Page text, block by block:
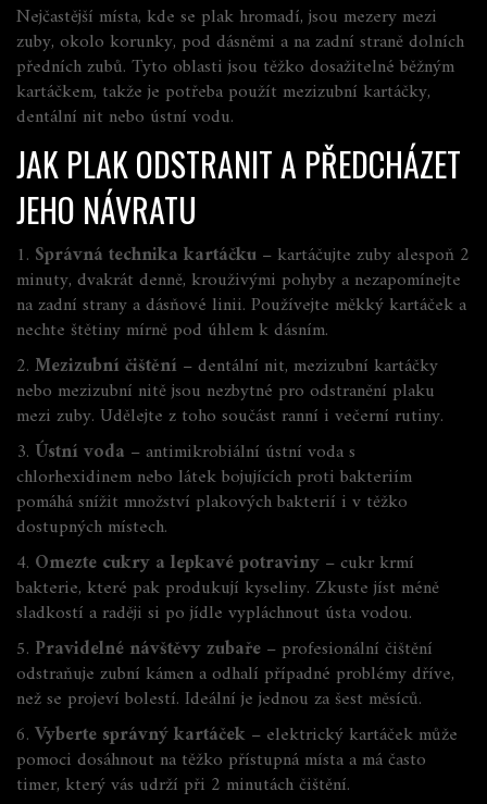
Nejčastější místa, kde se plak hromadí, jsou mezery mezi
zuby, okolo korunky, pod dásněmi a na zadní straně dolních
předních zubů. Tyto oblasti jsou těžko dosažitelné běžným
kartáčkem, takže je potřeba použít mezizubní kartáčky,
dentální nit nebo ústní vodu.
JAK PLAK ODSTRANIT A PŘEDCHÁZET
JEHO NÁVRATU
1. Správná technika kartáčku – kartáčujte zuby alespoň 2
minuty, dvakrát denně, krouživými pohyby a nezapomínejte
na zadní strany a dásňové linii. Používejte měkký kartáček a
nechte štětiny mírně pod úhlem k dásním.
2. Mezizubní čištění – dentální nit, mezizubní kartáčky
nebo mezizubní nitě jsou nezbytné pro odstranění plaku
mezi zuby. Udělejte z toho součást ranní i večerní rutiny.
3. Ústní voda – antimikrobiální ústní voda s
chlorhexidinem nebo látek bojujících proti bakteriím
pomáhá snížit množství plakových bakterií i v těžko
dostupných místech.
4. Omezte cukry a lepkavé potraviny – cukr krmí
bakterie, které pak produkují kyseliny. Zkuste jíst méně
sladkostí a raději si po jídle vypláchnout ústa vodou.
5. Pravidelné návštěvy zubaře – profesionální čištění
odstraňuje zubní kámen a odhalí případné problémy dříve,
než se projeví bolestí. Ideální je jednou za šest měsíců.
6. Vyberte správný kartáček – elektrický kartáček může
pomoci dosáhnout na těžko přístupná místa a má často
timer, který vás udrží při 2 minutách čištění.